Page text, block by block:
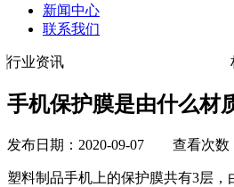
新闻中心
联系我们
行业资讯
手机保护膜是由什么材
发布日期：2020-09-07 查看次数
塑料制品手机上的保护膜共有3层，